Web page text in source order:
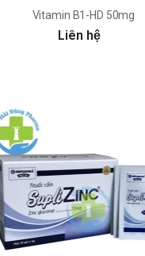
Vitamin B1-HD 50mg
Liên hệ